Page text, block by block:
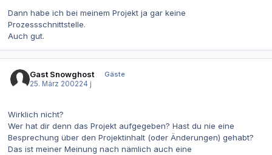
Dann habe ich bei meinem Projekt ja gar keine
Prozessschnittstelle.
Auch gut.
Gast Snowghost
Gäste
25. März 200224 j
Wirklich nicht?
Wer hat dir denn das Projekt aufgegeben? Hast du nie eine
Besprechung über den Projektinhalt (oder Änderungen) gehabt?
Das ist meiner Meinung nach nämlich auch eine